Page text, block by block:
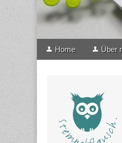
Main
Skip
Home Über